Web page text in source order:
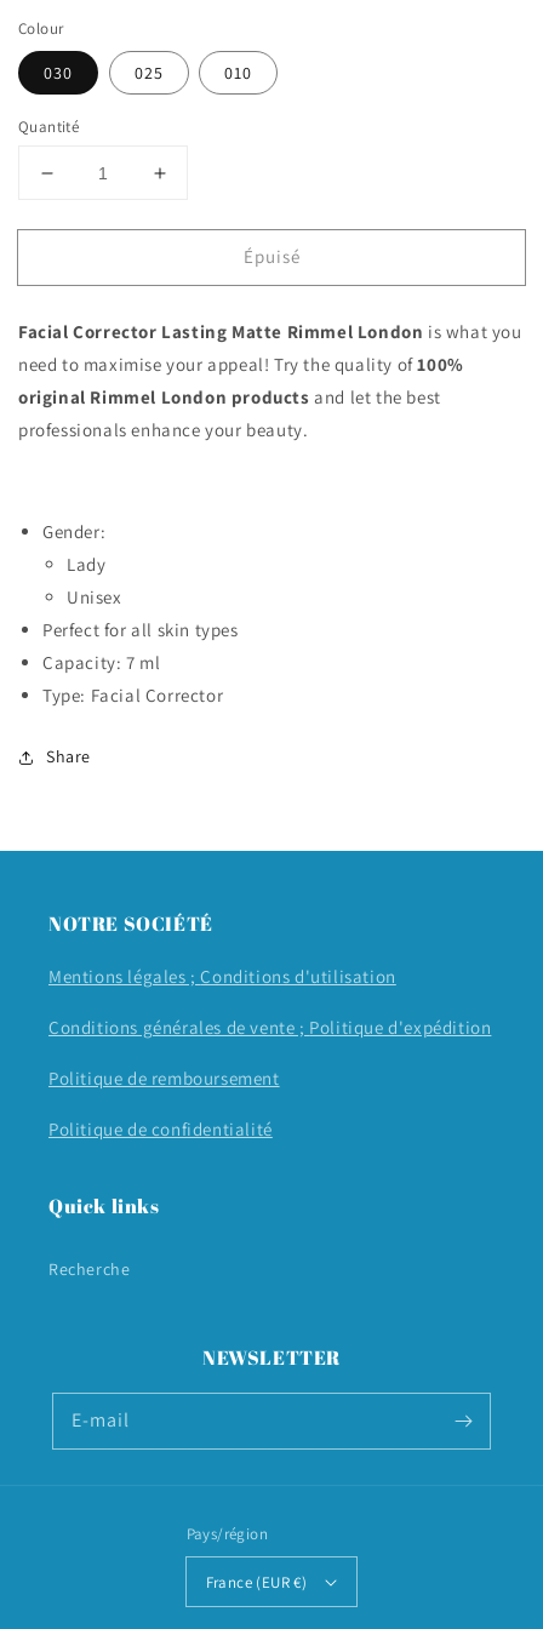
Colour
030 025 010
Quantité
Réduire
quantité
Facial
Lasting
Matte
Rimmel
London
Augmenter
quantité
Facial
Lasting
Matte
Rimmel
London
Épuisé
Facial Corrector Lasting Matte Rimmel London is what you
need to maximise your appeal! Try the quality of100%
original Rimmel London products and let the best
professionals enhance your beauty.
Gender:
Lady
Unisex
Perfect for all skin types
Capacity: 7 ml
Type: Facial Corrector
Share
NOTRE SOCIÉTÉ
Mentions légales ;Conditions d'utilisation
Conditions générales de vente ; Politique d'expédition
Politique de remboursement
Politique de confidentialité
Quick links
Recherche
NEWSLETTER
E-mail
Pays/région
France (EUR €)